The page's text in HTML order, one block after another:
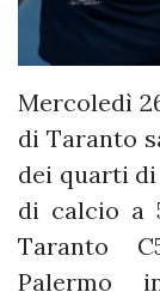
Mercoledì
di Taranto
dei quarti
di calcio a
Taranto
Palermo